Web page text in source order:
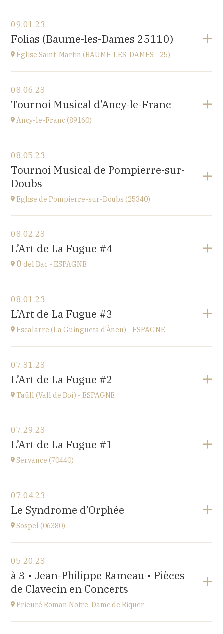
Lanvellec
at15H
Go to site
09.01.23
Folias (Baume-les-Dames 25110)
Église Saint-Martin (BAUME-LES-DAMES - 25)
église Saint-Martin,
place St Martin, 25110 Baume-les-Dames
at20H00
08.06.23
Tournoi Musical d’Ancy-le-Franc
Ancy-le-Franc (89160)
Ancy-le-Franc (89160)
Le Château d’Ancy-le-Franc, 18 Place Clermont-
Tonnerre, 89160 Ancy-le-Franc
Go to site
08.05.23
Tournoi Musical de Pompierre-sur-
Doubs
Eglise de Pompierre-sur-Doubs (25340)
Eglise de Pompierre-sur-Doubs (25340)
3 chemin de l'église
at17H
08.02.23
L’Art de La Fugue #4
Ü del Bac - ESPAGNE
Ü del Bac - ESPAGNE
Vall del Bac
at21H00
08.01.23
L’Art de La Fugue #3
Escalarre (La Guingueta d'Àneu) - ESPAGNE
Escalarre (La Guingueta d'Àneu) - ESPAGNE
église
at21H00
07.31.23
L’Art de La Fugue #2
Taüll (Vall de Boí) - ESPAGNE
Taüll (Vall de Boí) - ESPAGNE
église
at21H00
07.29.23
L’Art de La Fugue #1
Servance (70440)
Eglise de Servance
at17H
Go to site
07.04.23
Le Syndrome d’Orphée
Sospel (06380)
Sospel (06380)
at20H30
Go to site
05.20.23
à 3 • Jean-Philippe Rameau • Pièces
de Clavecin en Concerts
Prieuré Roman Notre-Dame de Riquer